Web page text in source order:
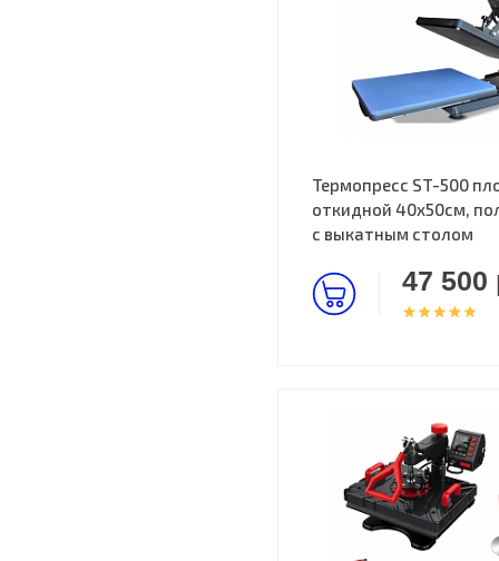
Термопресс ST-500
откидной 40х50см,
с выкатным столом
47 500